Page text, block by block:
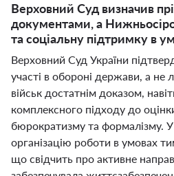
Верховний Суд визначив
документами, а
та соціальну підтримку в
Верховний Суд України
участі в обороні держави, а
військ достатнім доказом,
комплексного підходу до
бюрократизму та формалізму. У
організацію роботи в умовах
що свідчить про активне